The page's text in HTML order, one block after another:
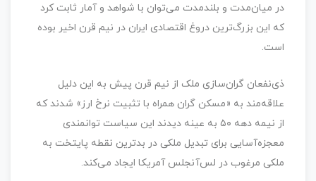
در میان‌مدت و بلندمدت می‌توان با شواهد و آمار ثابت کرد
که این بزرگ‌ترین دروغ اقتصادی ایران در نیم قرن اخیر بوده
است.
ذی‌نفعان گران‌سازی ملک از نیم قرن پیش به این دلیل
علاقه‌مند به «مسکن گران همراه با تثبیت نرخ ارز» شدند که
از نیمه دهه ۵۰ به عینه دیدند این سیاست توانمندی
معجزه‌آسایی برای تبدیل ملکی در بدترین نقطه پایتخت به
ملکی مرغوب در لس‌آنجلس آمریکا ایجاد می‌کند.